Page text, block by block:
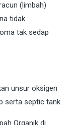
(limbah)
tidak
tak sedap
unsur oksigen
serta septic tank.